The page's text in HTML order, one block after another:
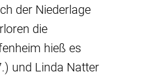
der Niederlage
die
hieß es
und Linda Natter